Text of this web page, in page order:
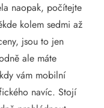
naopak, počítejte
kolem sedmi až
jsou to jen
ale máte
vám mobilní
navíc. Stojí